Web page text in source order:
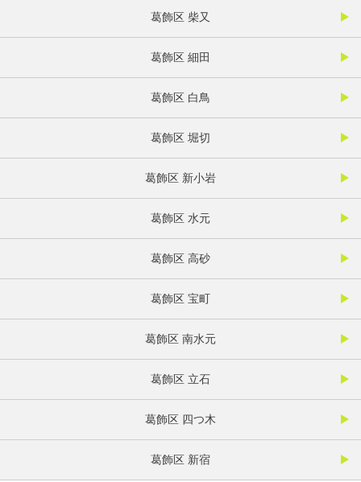
葛飾区 柴又
葛飾区 細田
葛飾区 白鳥
葛飾区 堀切
葛飾区 新小岩
葛飾区 水元
葛飾区 高砂
葛飾区 宝町
葛飾区 南水元
葛飾区 立石
葛飾区 四つ木
葛飾区 新宿